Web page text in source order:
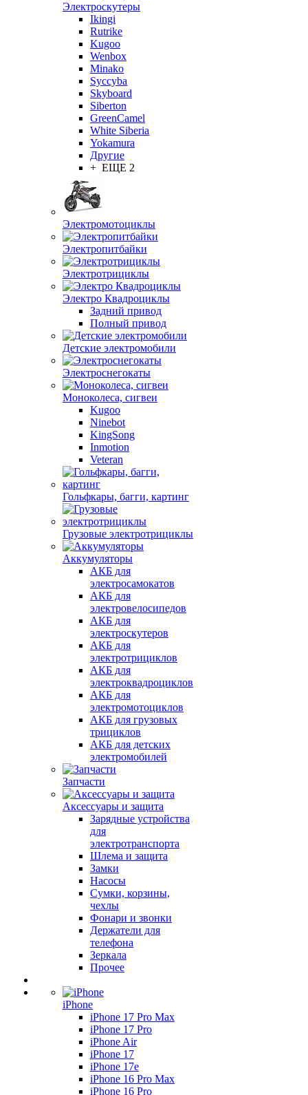
Электроскутеры
Ikingi
Rutrike
Kugoo
Wenbox
Minako
Syccyba
Skyboard
Siberton
GreenCamel
White Siberia
Yokamura
Другие
+ ЕЩЕ 2
Электромотоциклы
Электропитбайки
Электротрициклы
Электро Квадроциклы
Задний привод
Полный привод
Детские электромобили
Электроснегокаты
Моноколеса, сигвеи
Kugoo
Ninebot
KingSong
Inmotion
Veteran
Гольфкары, багги, картинг
Грузовые электротрициклы
Аккумуляторы
АКБ для
электросамокатов
АКБ для
электровелосипедов
АКБ для
электроскутеров
АКБ для
электротрициклов
АКБ для
электроквадроциклов
АКБ для
электромотоциклов
АКБ для грузовых
трициклов
АКБ для детских
электромобилей
Запчасти
Аксессуары и защита
Зарядные устройства
для
электротранспорта
Шлема и защита
Замки
Насосы
Сумки, корзины,
чехлы
Фонари и звонки
Держатели для
телефона
Зеркала
Прочее
iPhone
iPhone 17 Pro Max
iPhone 17 Pro
iPhone Air
iPhone 17
iPhone 17e
iPhone 16 Pro Max
iPhone 16 Pro